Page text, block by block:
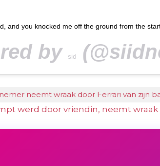
and you knocked me off the ground from the
by sid
neemt wraak door Ferrari van zijn
werd door vriendin, neemt